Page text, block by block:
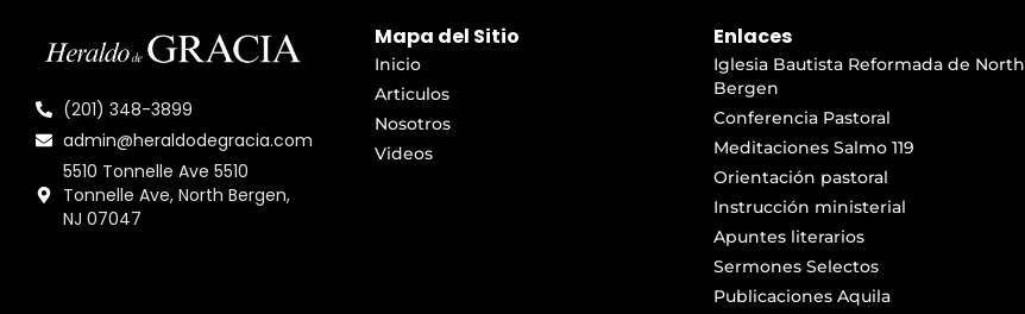
(201) 348-3899
admin@heraldodegracia.com
5510 Tonnelle Ave 5510
Tonnelle Ave, North Bergen,
NJ 07047
Mapa del Sitio
Inicio
Articulos
Nosotros
Videos
Enlaces
Iglesia Bautista Reformada de North
Bergen
Conferencia Pastoral
Meditaciones Salmo 119
Orientación pastoral
Instrucción ministerial
Apuntes literarios
Sermones Selectos
Publicaciones Aquila